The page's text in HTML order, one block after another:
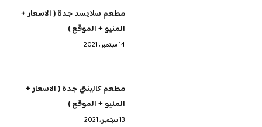
مطعم سلايسد جدة ( الاسعار +
المنيو + الموقع )
14 سبتمبر، 2021
مطعم كالينتي جدة ( الاسعار +
المنيو + الموقع )
13 سبتمبر، 2021